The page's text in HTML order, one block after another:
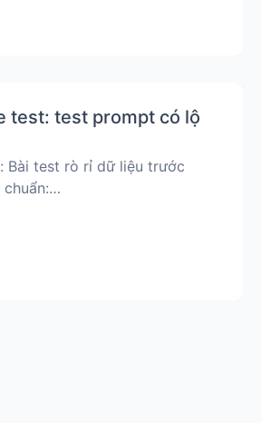
test: test prompt có lộ
Bài test rò rỉ dữ liệu trước
chuẩn:…